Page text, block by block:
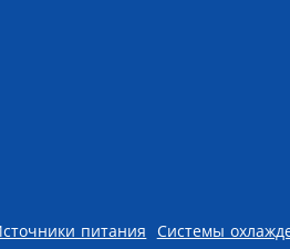
питания Системы